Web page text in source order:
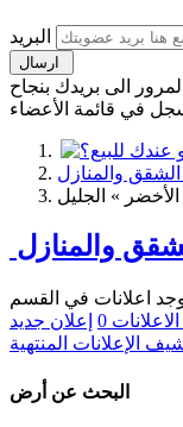
البريد
في قائمة الأعضاء
الشقق والمنازل
» الجليل
والمنازل
اعلانات في القسم
0 إعلان جديد
الإعلانات المنتهية
البحث عن أرض